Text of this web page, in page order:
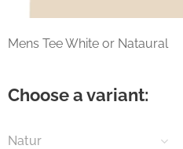
Mens Tee White or Nataural
Choose a variant:
Natur